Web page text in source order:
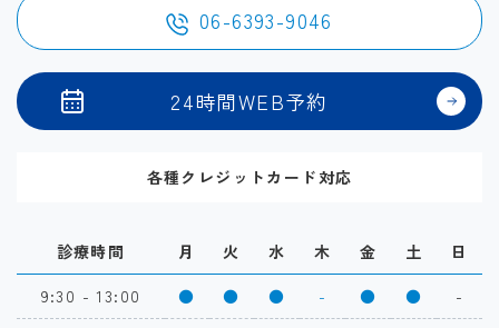
06-6393-9046
24時間WEB予約
各種クレジットカード対応
診療時間 月 火 水 木 金 土
日
9:30 - 13:00
● ● ● - ● ●
-